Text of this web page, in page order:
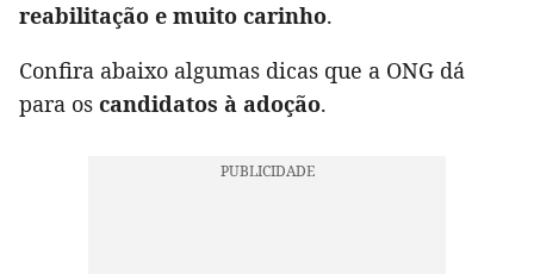
reabilitação e muito carinho.
Confira abaixo algumas dicas que a ONG dá
para os candidatos à adoção.